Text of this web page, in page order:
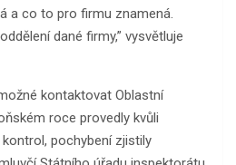
a co to pro firmu znamená.
dané firmy,” vysvětluje
kontaktovat Oblastní
roce provedly kvůli
pochybení zjistily